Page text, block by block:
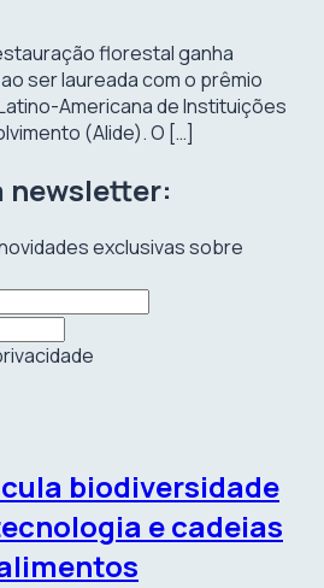
florestal ganha
ser laureada com o prêmio
Americana de Instituições
(Alide). O […]
newsletter:
exclusivas sobre
biodiversidade
e cadeias